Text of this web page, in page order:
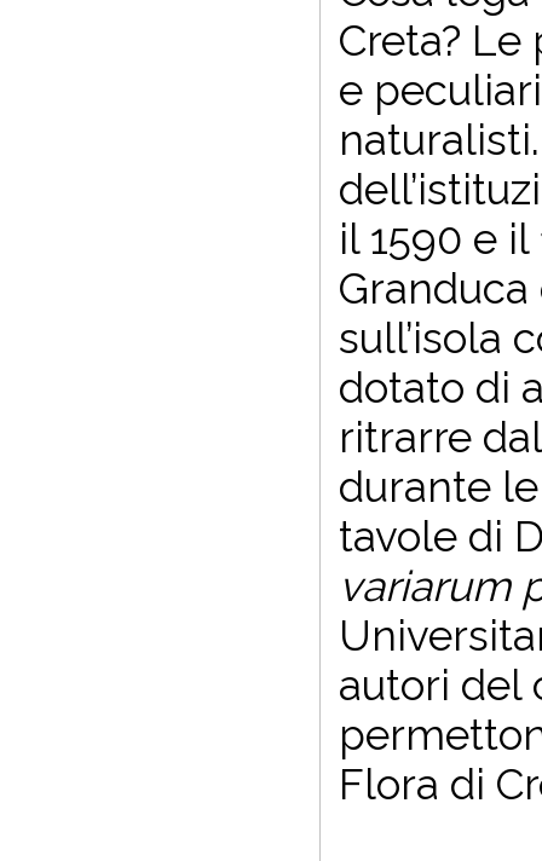
Creta? Le
e
il 1590 e
sull’isola
dotato di
ritrarre
durante
tavole di
variarum
autori del
Flora di